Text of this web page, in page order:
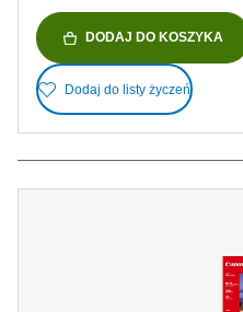
DODAJ DO KOSZYKA
Dodaj do listy życzeń